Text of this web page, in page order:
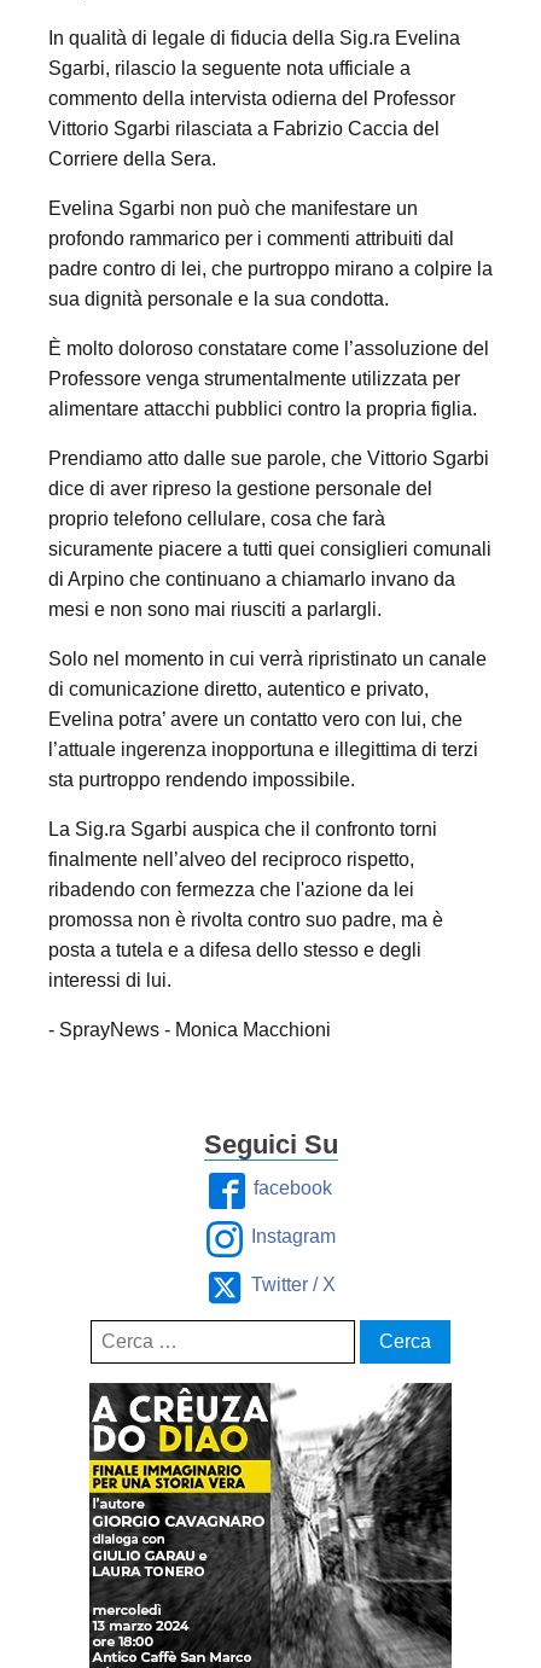
In qualità di legale di fiducia della Sig.ra Evelina
Sgarbi, rilascio la seguente nota ufficiale a
commento della intervista odierna del Professor
Vittorio Sgarbi rilasciata a Fabrizio Caccia del
Corriere della Sera.
Evelina Sgarbi non può che manifestare un
profondo rammarico per i commenti attribuiti dal
padre contro di lei, che purtroppo mirano a colpire la
sua dignità personale e la sua condotta.
È molto doloroso constatare come l’assoluzione del
Professore venga strumentalmente utilizzata per
alimentare attacchi pubblici contro la propria figlia.
Prendiamo atto dalle sue parole, che Vittorio Sgarbi
dice di aver ripreso la gestione personale del
proprio telefono cellulare, cosa che farà
sicuramente piacere a tutti quei consiglieri comunali
di Arpino che continuano a chiamarlo invano da
mesi e non sono mai riusciti a parlargli.
Solo nel momento in cui verrà ripristinato un canale
di comunicazione diretto, autentico e privato,
Evelina potra’ avere un contatto vero con lui, che
l’attuale ingerenza inopportuna e illegittima di terzi
sta purtroppo rendendo impossibile.
La Sig.ra Sgarbi auspica che il confronto torni
finalmente nell’alveo del reciproco rispetto,
ribadendo con fermezza che l'azione da lei
promossa non è rivolta contro suo padre, ma è
posta a tutela e a difesa dello stesso e degli
interessi di lui.
- SprayNews - Monica Macchioni
Seguici Su
facebook
Instagram
Twitter / X
Ricerca
per: